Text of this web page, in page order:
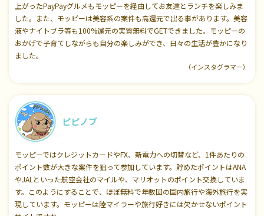
上がったPayPayグルメもモッピーを経由してお友達とランチを楽しみま
した。また、モッピーは美容系の案件も高還元で出る事があります。美容
液やナイトブラ等も100%還元の実質無料でGETできました。モッピーの
おかげで子育てしながらも自分の楽しみができ、日々の生活が豊かになり
ました。
（インスタグラマー）
ピピノブ
モッピーではクレジットカードやFX、新電力への切替など、1件あたりの
ポイント数が大きな案件を狙って参加しています。貯めたポイントはANA
やJALといった航空会社のマイルや、マリオットのポイント交換していま
す。このようにすることで、ほぼ無料で年数回の国内旅行や海外旅行を実
現しています。モッピーは陸マイラーや旅行好きには欠かせないポイント